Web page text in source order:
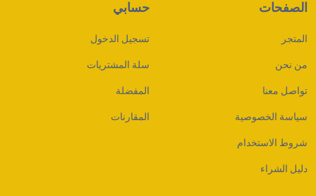
الصفحات
المتجر
من نحن
تواصل معنا
سياسة الخصوصية
شروط الاستخدام
دليل الشراء
حسابي
تسجيل الدخول
سلة المشتريات
المفضلة
المقارنات